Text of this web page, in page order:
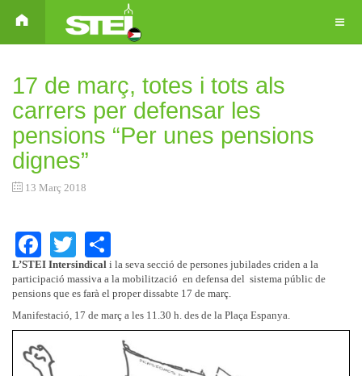
17 de març, totes i tots als
carrers per defensar les
pensions “Per unes pensions
dignes”
13 Març 2018
Facebook
Twitter
L’STEI Intersindical i la seva secció de persones jubilades criden a la
participació massiva a la mobilització en defensa del sistema públic de
pensions que es farà el proper dissabte 17 de març.
Manifestació, 17 de març a les 11.30 h. des de la Plaça Espanya.